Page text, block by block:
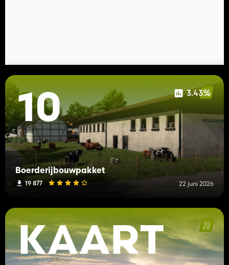
10 3.43%
Boerderijbouwpakket
19 877 22 juni 2026
KAART